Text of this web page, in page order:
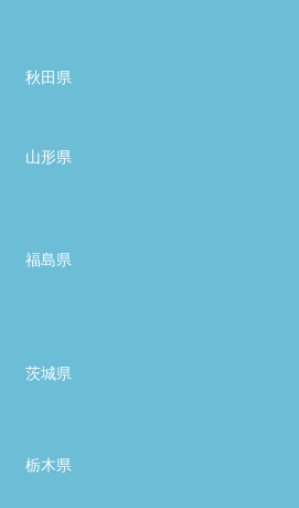
秋田県
山形県
福島県
茨城県
栃木県